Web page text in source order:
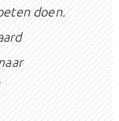
doen.